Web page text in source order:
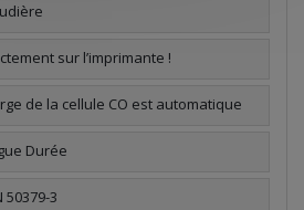
sur l’imprimante !
de la cellule CO est automatique
Durée
50379-3